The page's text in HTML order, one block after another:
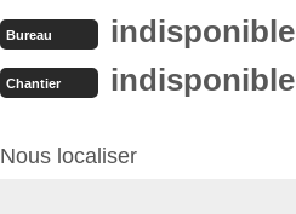
Bureau indisponible
Chantier indisponible
Nous localiser